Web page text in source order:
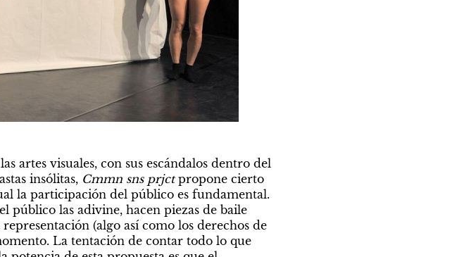
artes visuales, con sus escándalos dentro del
insólitas, Cmmn sns prjct propone cierto
la participación del público es fundamental.
público las adivine, hacen piezas de baile
(algo así como los derechos de
La tentación de contar todo lo que